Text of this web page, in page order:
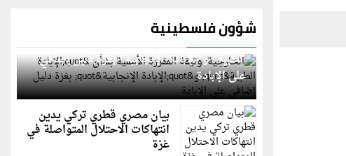
شؤون فلسطينية
الخارجية: وثيقة المقررة الأممية بشأن "الإبادة
الطبية" و"الإبادة الإنجابية" بغزة دليل إضافي
على الإبادة
بيان مصري قطري تركي يدين
انتهاكات الاحتلال المتواصلة في
غزة